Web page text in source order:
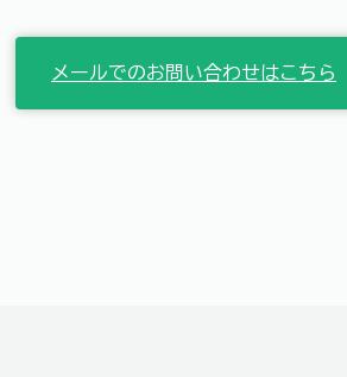
メールでのお問い合わせはこちら